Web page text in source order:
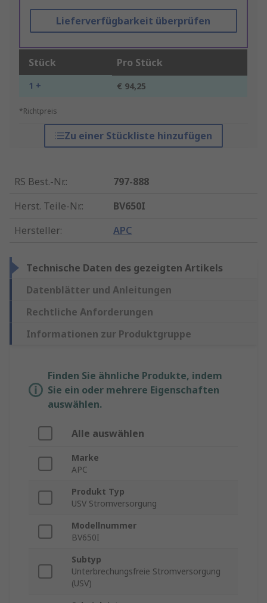
Lieferverfügbarkeit überprüfen
Stück Pro Stück
1 + € 94,25
*Richtpreis
Zu einer Stückliste hinzufügen
RS Best.-Nr.:
797-888
Herst. Teile-Nr.:
BV650I
Hersteller: APC
Technische Daten des gezeigten Artikels
Datenblätter und Anleitungen
Rechtliche Anforderungen
Informationen zur Produktgruppe
Finden Sie ähnliche Produkte, indem
Sie ein oder mehrere Eigenschaften
auswählen.
Alle auswählen
Marke
APC
Produkt Typ
USV Stromversorgung
Modellnummer
BV650I
Subtyp
Unterbrechungsfreie Stromversorgung
(USV)